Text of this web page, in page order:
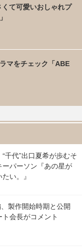
て可愛いおしゃれプ
マをチェック「ABE
千代”出口夏希が歩むそ
パーソン『あの星が
い。』
製作開始時期と公開
会長がコメント